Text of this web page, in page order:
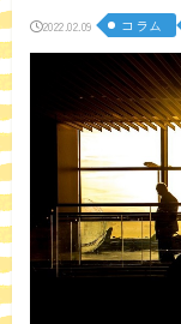
2022.02.09 コラム